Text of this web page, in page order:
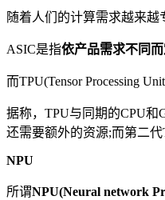
随着人们的计算需求越来
ASIC是指依产品需求不同
而TPU(Tensor Processing
据称，TPU与同期的CPU和
还需要额外的资源;而第二
NPU
所谓NPU(Neural network